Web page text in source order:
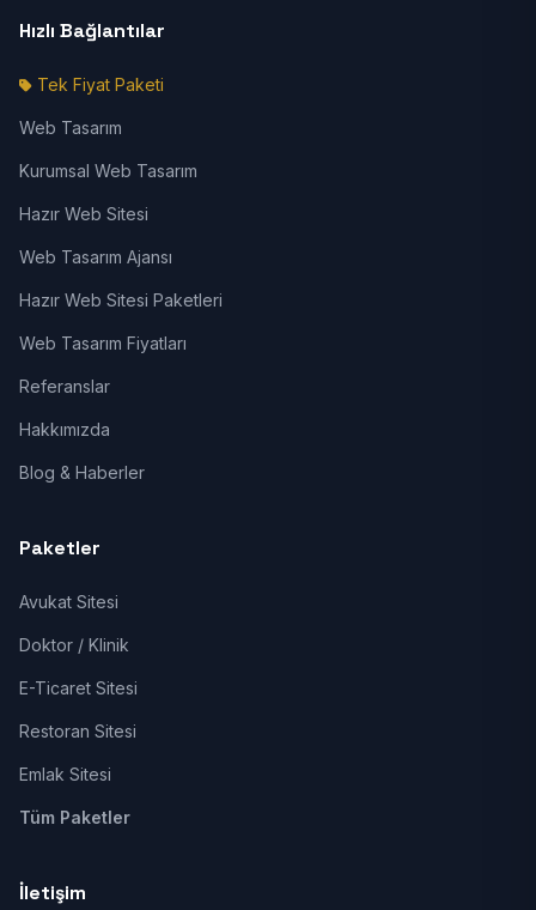
Hızlı Bağlantılar
Tek Fiyat Paketi
Web Tasarım
Kurumsal Web Tasarım
Hazır Web Sitesi
Web Tasarım Ajansı
Hazır Web Sitesi Paketleri
Web Tasarım Fiyatları
Referanslar
Hakkımızda
Blog & Haberler
Paketler
Avukat Sitesi
Doktor / Klinik
E-Ticaret Sitesi
Restoran Sitesi
Emlak Sitesi
Tüm Paketler
İletişim